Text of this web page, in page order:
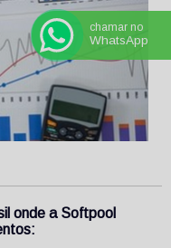
onde a Softpool
chamar no
WhatsApp